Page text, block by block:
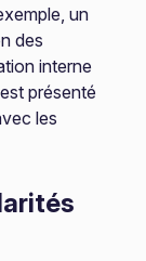
un
des
interne
présenté
les